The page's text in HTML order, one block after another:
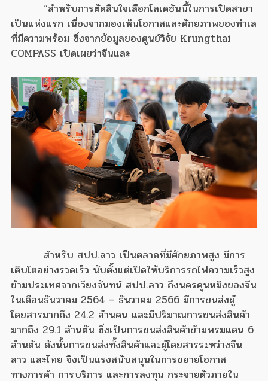
“สำหรับการตัดสินใจเลือกโลเคชันนี้ในการเปิดสาขา
เป็นแห่งแรก เนื่องจากมองเห็นโอกาสและศักยภาพของทำเล
ที่มีความพร้อม ซึ่งจากข้อมูลของศูนย์วิจัย Krungthai
COMPASS เปิดเผยว่าจีนและ
สำหรับ สปป.ลาว เป็นตลาดที่มีศักยภาพสูง มีการ
เติบโตอย่างรวดเร็ว นับตั้งแต่เปิดให้บริการรถไฟความเร็วสูง
ข้ามประเทศจากเวียงจันทน์ สปป.ลาว ถึงนครคุนหมิงของจีน
ในเดือนธันวาคม 2564 – ธันวาคม 2566 มีการขนส่งผู้
โดยสารมากถึง 24.2 ล้านคน และมีปริมาณการขนส่งสินค้า
มากถึง 29.1 ล้านตัน ซึ่งเป็นการขนส่งสินค้าข้ามพรมแดน 6
ล้านตัน ดังนั้นการขนส่งทั้งสินค้าและผู้โดยสารระหว่างจีน
ลาว และไทย จึงเป็นแรงสนับสนุนในการขยายโอกาส
ทางการค้า การบริการ และการลงทุน กระจายตัวภายใน